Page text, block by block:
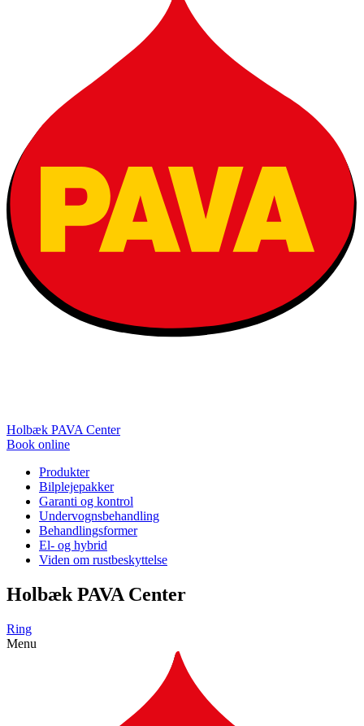
Holbæk PAVA Center
Book online
Produkter
Bilplejepakker
Garanti og kontrol
Undervognsbehandling
Behandlingsformer
El- og hybrid
Viden om rustbeskyttelse
Holbæk PAVA Center
Ring
Menu